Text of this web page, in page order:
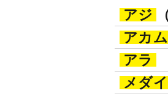
アジ
アカ
アラ
メダイ